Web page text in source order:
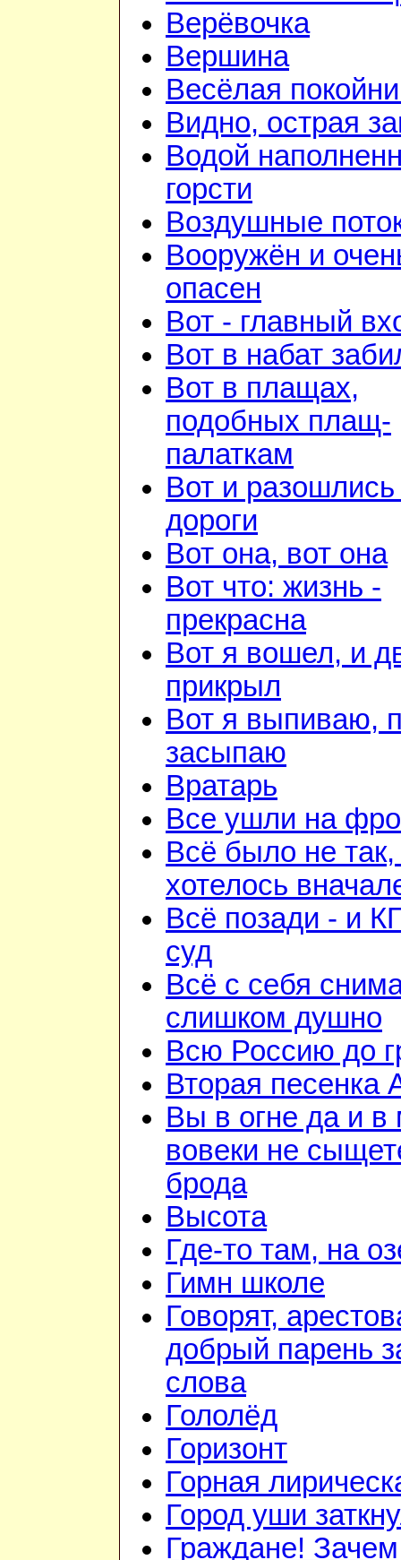
Верёвочка
Вершина
Весёлая
Видно, острая
Водой
горсти
Воздушные
Вооружён и
опасен
Вот - главный
Вот в набат
Вот в плащах,
подобных плащ-
палаткам
Вот и разошлись
дороги
Вот она, вот она
Вот что: жизнь -
прекрасна
Вот я вошел, и
прикрыл
Вот я выпиваю,
засыпаю
Вратарь
Все ушли на
Всё было не так,
хотелось
Всё позади - и
суд
Всё с себя
слишком душно
Всю Россию до
Вторая песенка
Вы в огне да и в
вовеки не
брода
Высота
Где-то там, на
Гимн школе
Говорят,
добрый парень
слова
Гололёд
Горизонт
Горная
Город уши
Граждане! Зачем